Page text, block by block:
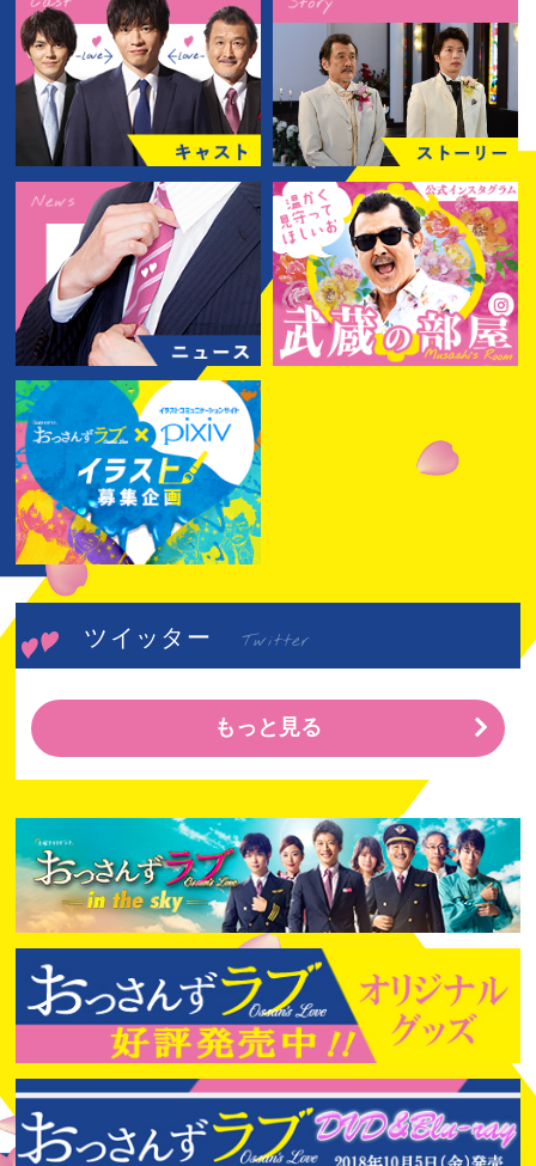
ツイッター Twitter
もっと見る